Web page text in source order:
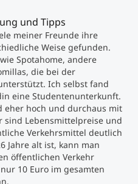
und Tipps
meiner Freunde ihre
Weise gefunden.
Spotahome, andere
die bei der
Ich selbst fand
eine Studentenunterkunft.
eher hoch und durchaus mit
sind Lebensmittelpreise und
Verkehrsmittel deutlich
Jahre alt ist, kann man
öffentlichen Verkehr
10 Euro im gesamten